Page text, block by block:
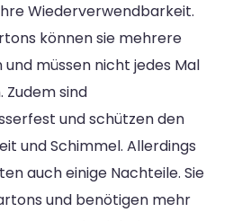
Wiederverwendbarkeit.
können sie mehrere
müssen nicht jedes Mal
Zudem sind
und schützen den
und Schimmel. Allerdings
auch einige Nachteile. Sie
und benötigen mehr